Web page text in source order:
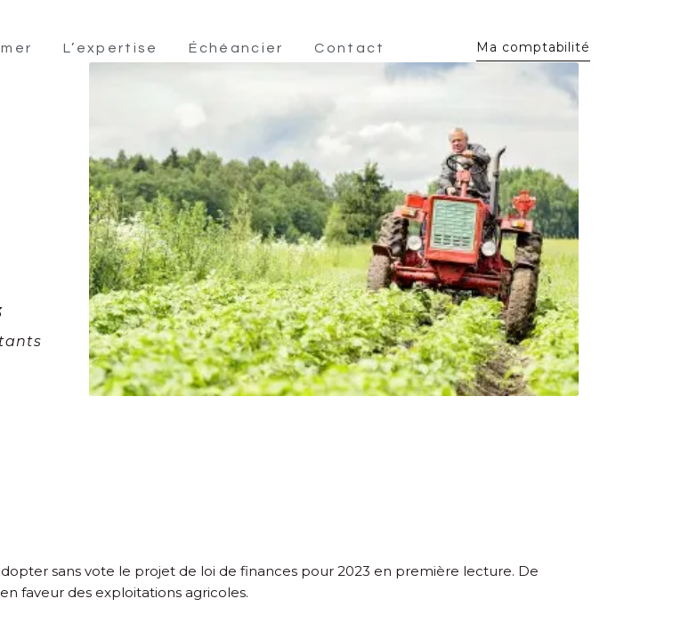
L’expertise Échéancier Contact Ma comptabilité
sans vote le projet de loi de finances pour 2023 en première lecture. De
faveur des exploitations agricoles.